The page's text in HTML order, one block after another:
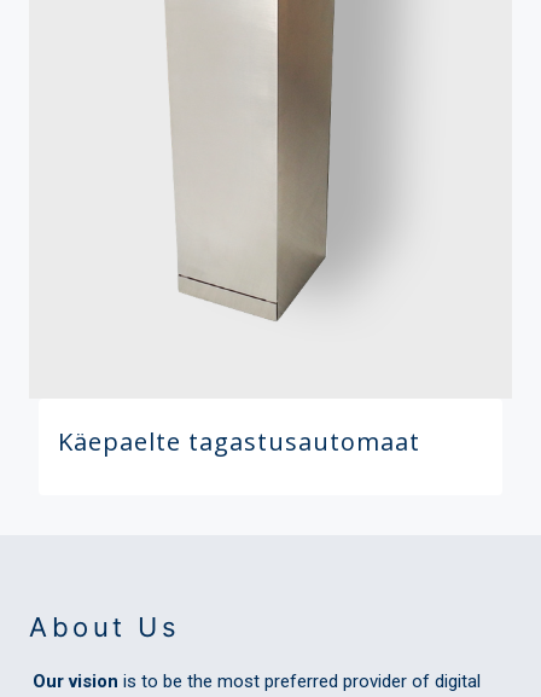
Käepaelte tagastusautomaat
About Us
Our vision is to be the most preferred provider of digital